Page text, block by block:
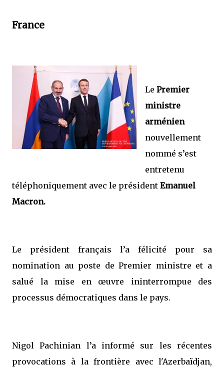
France
Le Premier
ministre
arménien
nouvellement
nommé s’est
entretenu
téléphoniquement avec le président Emanuel
Macron.
Le président français l’a félicité pour sa
nomination au poste de Premier ministre et a
salué la mise en œuvre ininterrompue des
processus démocratiques dans le pays.
Nigol Pachinian l’a informé sur les récentes
provocations à la frontière avec l'Azerbaïdjan,